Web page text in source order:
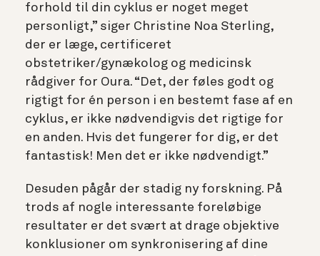
forhold til din cyklus er noget meget
personligt,” siger Christine Noa Sterling,
der er læge, certificeret
obstetriker/gynækolog og medicinsk
rådgiver for Oura. “Det, der føles godt og
rigtigt for én person i en bestemt fase af en
cyklus, er ikke nødvendigvis det rigtige for
en anden. Hvis det fungerer for dig, er det
fantastisk! Men det er ikke nødvendigt.”
Desuden pågår der stadig ny forskning. På
trods af nogle interessante foreløbige
resultater er det svært at drage objektive
konklusioner om synkronisering af dine